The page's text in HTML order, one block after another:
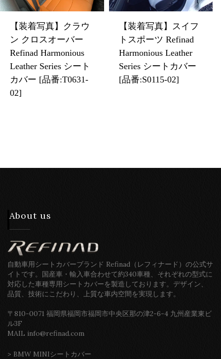
【装着写真】クラウ
ン クロスオーバー
Refinad Harmonious
Leather Series シート
カバー [品番:T0631-
02]
【装着写真】スイフ
トスポーツ Refinad
Harmonious Leather
Series シートカバー
[品番:S0115-02]
About us
自動車用シートカバーブランド Refinad（レフィナード）の公式サ
イトです。国産車・輸入車合わせて約340車種、それぞれの型式に
対応した車種専用シートカバーを製造しております。デザイン、
品質、技術にこだわり、上質な車内空間を実現します。
〒810-0071 福岡県福岡市福岡市中央区那の津2-6-4 九州産業東ビ
ル3F
MAIL info@refinad.com
> BMW MINIシートカバー